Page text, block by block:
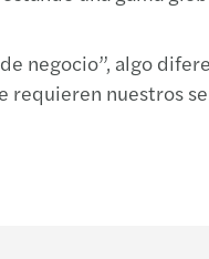
negocio”, algo
requieren nuestros